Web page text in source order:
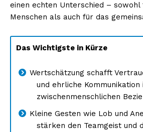
einen echten Unterschied – sowohl
Menschen als auch für das
Das Wichtigste in Kürze
Wertschätzung schafft
und ehrliche Kommunikation
zwischenmenschlichen
Kleine Gesten wie Lob und
stärken den Teamgeist und